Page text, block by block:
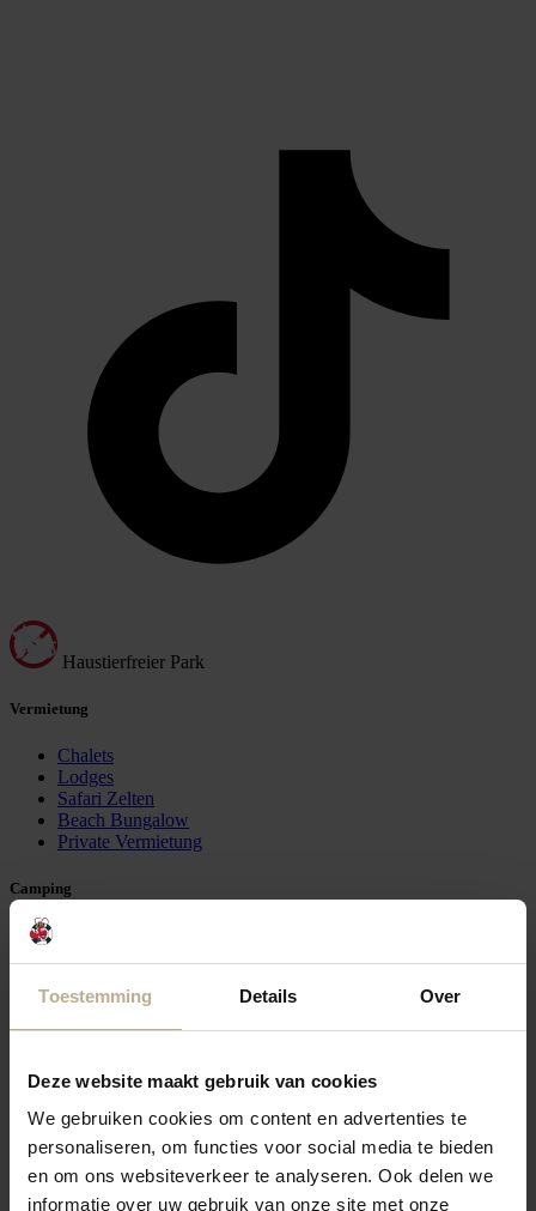
Toestemming Details Over
Deze website maakt gebruik van cookies
We gebruiken cookies om content en advertenties te
personaliseren, om functies voor social media te bieden
en om ons websiteverkeer te analyseren. Ook delen we
informatie over uw gebruik van onze site met onze
Haustierfreier Park
Vermietung
Chalets
Lodges
Safari Zelten
Beach Bungalow
Private Vermietung
Camping
Inspiration
Privat Sanitär
Winter in Zeeland
Glamping im Zeeland
Luxus-Campingplatz in Zeeland
Fronleichnam in Zeeland
Informationen